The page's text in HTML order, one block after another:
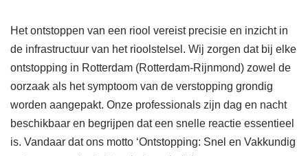
Het ontstoppen van een riool vereist precisie en inzicht in
de infrastructuur van het rioolstelsel. Wij zorgen dat bij elke
ontstopping in Rotterdam (Rotterdam-Rijnmond) zowel de
oorzaak als het symptoom van de verstopping grondig
worden aangepakt. Onze professionals zijn dag en nacht
beschikbaar en begrijpen dat een snelle reactie essentieel
is. Vandaar dat ons motto ‘Ontstopping: Snel en Vakkundig